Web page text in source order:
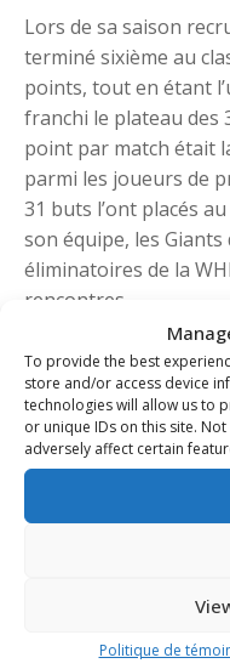
To provide the best
store and/or access device
technologies will allow us to
or unique IDs on this site.
adversely affect certain
Politique de
Lors de sa saison
terminé sixième au
points, tout en étant
franchi le plateau des
point par match était
parmi les joueurs de
31 buts l’ont placés
son équipe, les
éliminatoires de la
rencontres.
Schmidt a trouvé le
de hockey des moins
cinq fois en huit
prolongation contre
de 17 ans est l’un
l’équipe du Canada
saison dernière.